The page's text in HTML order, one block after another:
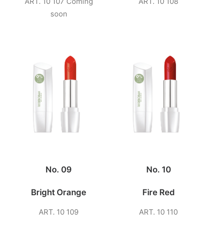
soon
No. 09
Bright Orange
ART. 10 109
No. 10
Fire Red
ART. 10 110